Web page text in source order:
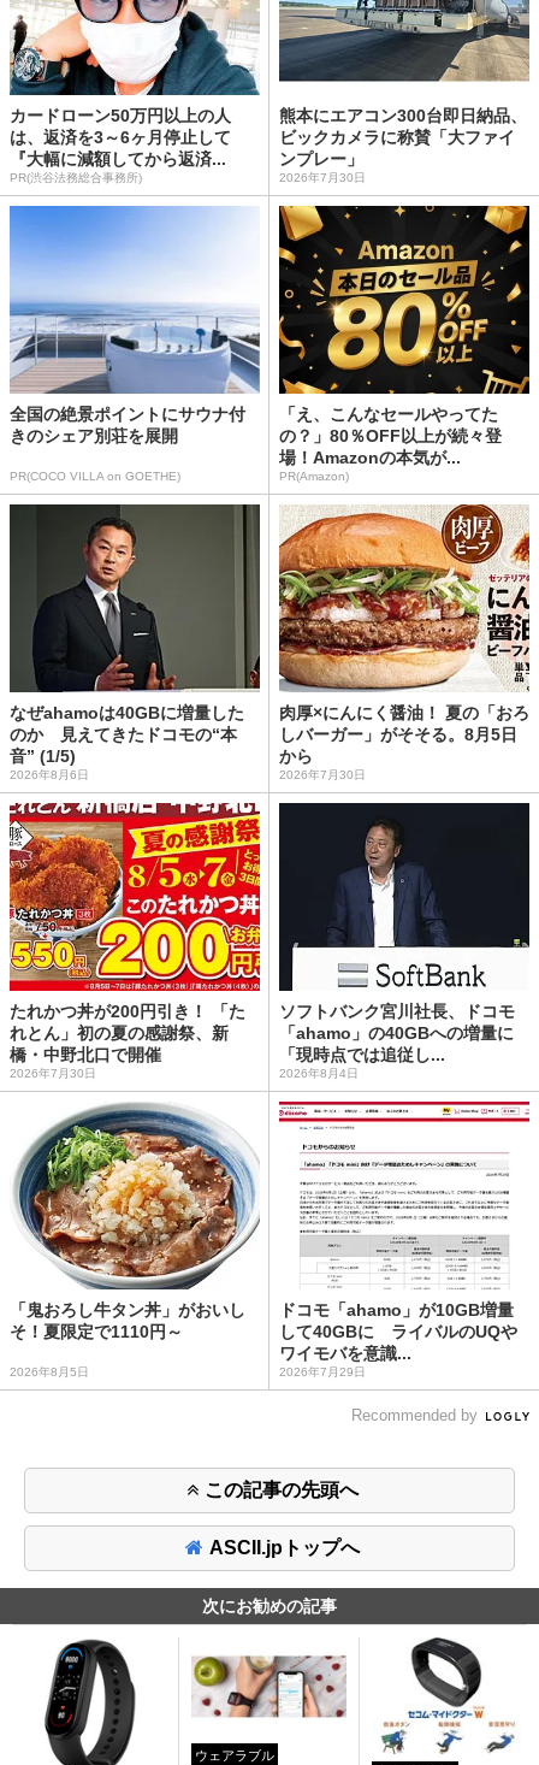
カードローン50万円以上の人
は、返済を3～6ヶ月停止して
『大幅に減額してから返済...
PR(渋谷法務総合事務所)
熊本にエアコン300台即日納品、
ビックカメラに称賛「大ファイ
ンプレー」
2026年7月30日
全国の絶景ポイントにサウナ付
きのシェア別荘を展開
PR(COCO VILLA on GOETHE)
「え、こんなセールやってた
の？」80％OFF以上が続々登
場！Amazonの本気が...
PR(Amazon)
なぜahamoは40GBに増量した
のか 見えてきたドコモの“本
音” (1/5)
2026年8月6日
肉厚×にんにく醤油！ 夏の「おろ
しバーガー」がそそる。8月5日
から
2026年7月30日
たれかつ丼が200円引き！ 「た
れとん」初の夏の感謝祭、新
橋・中野北口で開催
2026年7月30日
ソフトバンク宮川社長、ドコモ
「ahamo」の40GBへの増量に
「現時点では追従し...
2026年8月4日
「鬼おろし牛タン丼」がおいし
そ！夏限定で1110円～
2026年8月5日
ドコモ「ahamo」が10GB増量
して40GBに ライバルのUQや
ワイモバを意識...
2026年7月29日
Recommended by
この記事の先頭へ
ASCII.jpトップへ
次にお勧めの記事
ウェアラブル